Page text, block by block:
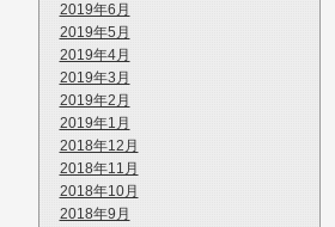
2019年6月
2019年5月
2019年4月
2019年3月
2019年2月
2019年1月
2018年12月
2018年11月
2018年10月
2018年9月